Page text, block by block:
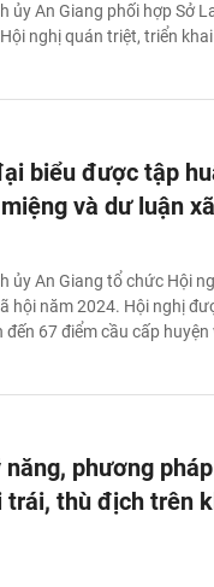
ủy An Giang phối hợp Sở
nghị quán triệt, triển
biểu được tập
và dư luận
ủy An Giang tổ chức Hội
hội năm 2024. Hội nghị
67 điểm cầu cấp huyện
năng, phương
trái, thù địch trên